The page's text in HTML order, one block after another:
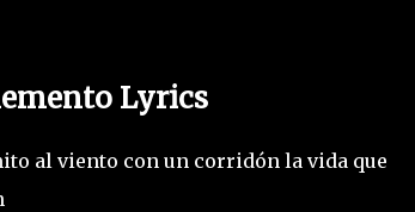
Lyrics
al viento con un corridón la vida que